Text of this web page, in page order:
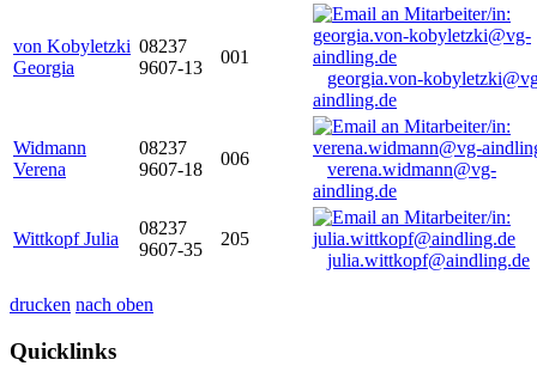
von Kobyletzki
Georgia
08237
9607-13
001
georgia.von-
aindling.de
Widmann
Verena
08237
9607-18
006
verena.widmann@vg-
aindling.de
Wittkopf Julia
08237
9607-35
205
julia.wittkopf@aindling.de
drucken nach oben
Quicklinks